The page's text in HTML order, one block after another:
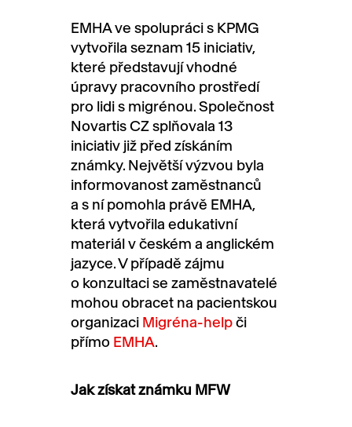
EMHA ve spolupráci s KPMG
vytvořila seznam 15 iniciativ,
které představují vhodné
úpravy pracovního prostředí
pro lidi s migrénou. Společnost
Novartis CZ splňovala 13
iniciativ již před získáním
známky. Největší výzvou byla
informovanost zaměstnanců
a s ní pomohla právě EMHA,
která vytvořila edukativní
materiál v českém a anglickém
jazyce. V případě zájmu
o konzultaci se zaměstnavatelé
mohou obracet na pacientskou
organizaci Migréna-helpči
přímo EMHA.
Jak získat známku MFW